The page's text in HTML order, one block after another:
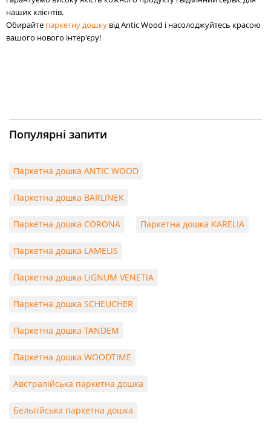
наших клієнтів.
Обирайте паркетну дошку від Antic Wood і насолоджуйтесь красою
вашого нового інтер'єру!
Популярні запити
Паркетна дошка ANTIC WOOD
Паркетна дошка BARLINEK
Паркетна дошка CORONA Паркетна дошка KARELIA
Паркетна дошка LAMELIS
Паркетна дошка LIGNUM VENETIA
Паркетна дошка SCHEUCHER
Паркетна дошка TANDEM
Паркетна дошка WOODTIME
Австралійська паркетна дошка
Бельгійська паркетна дошка